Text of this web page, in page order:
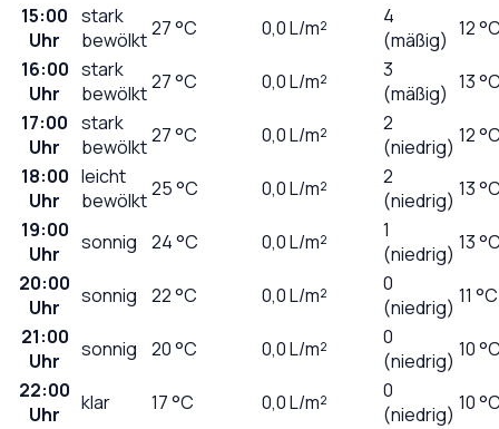
15:00
Uhr
stark
bewölkt27°C 0,0L/m²
4
(mäßig) 12
16:00
Uhr
stark
bewölkt27°C 0,0L/m²
3
(mäßig) 13
17:00
Uhr
stark
bewölkt27°C 0,0L/m²
2
(niedrig) 12
18:00
Uhr
leicht
bewölkt25°C 0,0L/m²
2
(niedrig) 13
19:00
Uhr
sonnig 24°C 0,0L/m²
1
(niedrig) 13
20:00
Uhr
sonnig 22°C 0,0L/m²
0
(niedrig) 11 °C
21:00
Uhr
sonnig 20°C 0,0L/m²
0
(niedrig) 10
22:00
Uhr
klar 17°C 0,0L/m²
0
(niedrig) 10